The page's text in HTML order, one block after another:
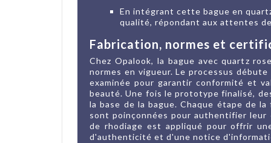
En intégrant cette bague en
qualité, répondant aux attentes
Fabrication, normes et
Chez Opalook, la bague avec quartz
normes en vigueur. Le processus
examinée pour garantir conformité et
beauté. Une fois le prototype finalisé,
la base de la bague. Chaque étape de
sont poinçonnées pour authentifier
de rhodiage est appliqué pour offrir
d'authenticité et d'une notice